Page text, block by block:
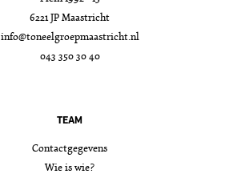
6221 JP Maastricht
info@toneelgroepmaastricht.nl
043 350 30 40
TEAM
Contactgegevens
Wie is wie?